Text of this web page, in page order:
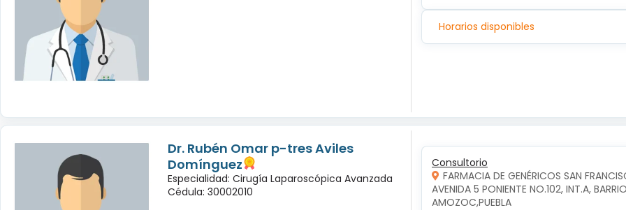
Horarios disponibles
Dr. Rubén Omar p-tres Aviles
Domínguez
Especialidad: Cirugía Laparoscópica Avanzada
Cédula: 30002010
Consultorio
FARMACIA DE GENÉRICOS SAN
AVENIDA 5 PONIENTE NO.102, INT.A,
AMOZOC,PUEBLA